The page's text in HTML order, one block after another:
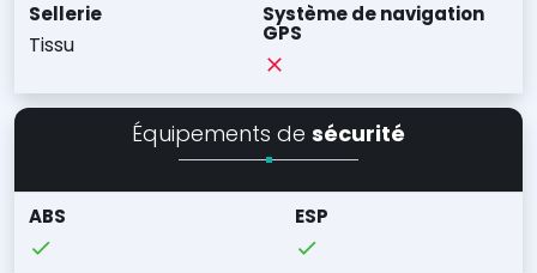
Sellerie
Tissu
Système de navigation
GPS
Équipements de sécurité
ABS ESP